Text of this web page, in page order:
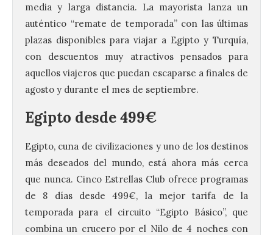
media y larga distancia. La mayorista lanza un
auténtico “remate de temporada” con las últimas
plazas disponibles para viajar a Egipto y Turquía,
con descuentos muy atractivos pensados para
aquellos viajeros que puedan escaparse a finales de
agosto y durante el mes de septiembre.
Egipto desde 499€
Egipto, cuna de civilizaciones y uno de los destinos
más deseados del mundo, está ahora más cerca
que nunca. Cinco Estrellas Club ofrece programas
de 8 días desde 499€, la mejor tarifa de la
temporada para el circuito “Egipto Básico”, que
combina un crucero por el Nilo de 4 noches con